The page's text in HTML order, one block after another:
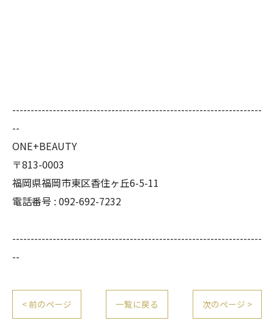
--------------------------------------------------------------------
--
ONE+BEAUTY
〒813-0003
福岡県福岡市東区香住ヶ丘6-5-11
電話番号 : 092-692-7232
--------------------------------------------------------------------
--
< 前のページ 一覧に戻る 次のページ >